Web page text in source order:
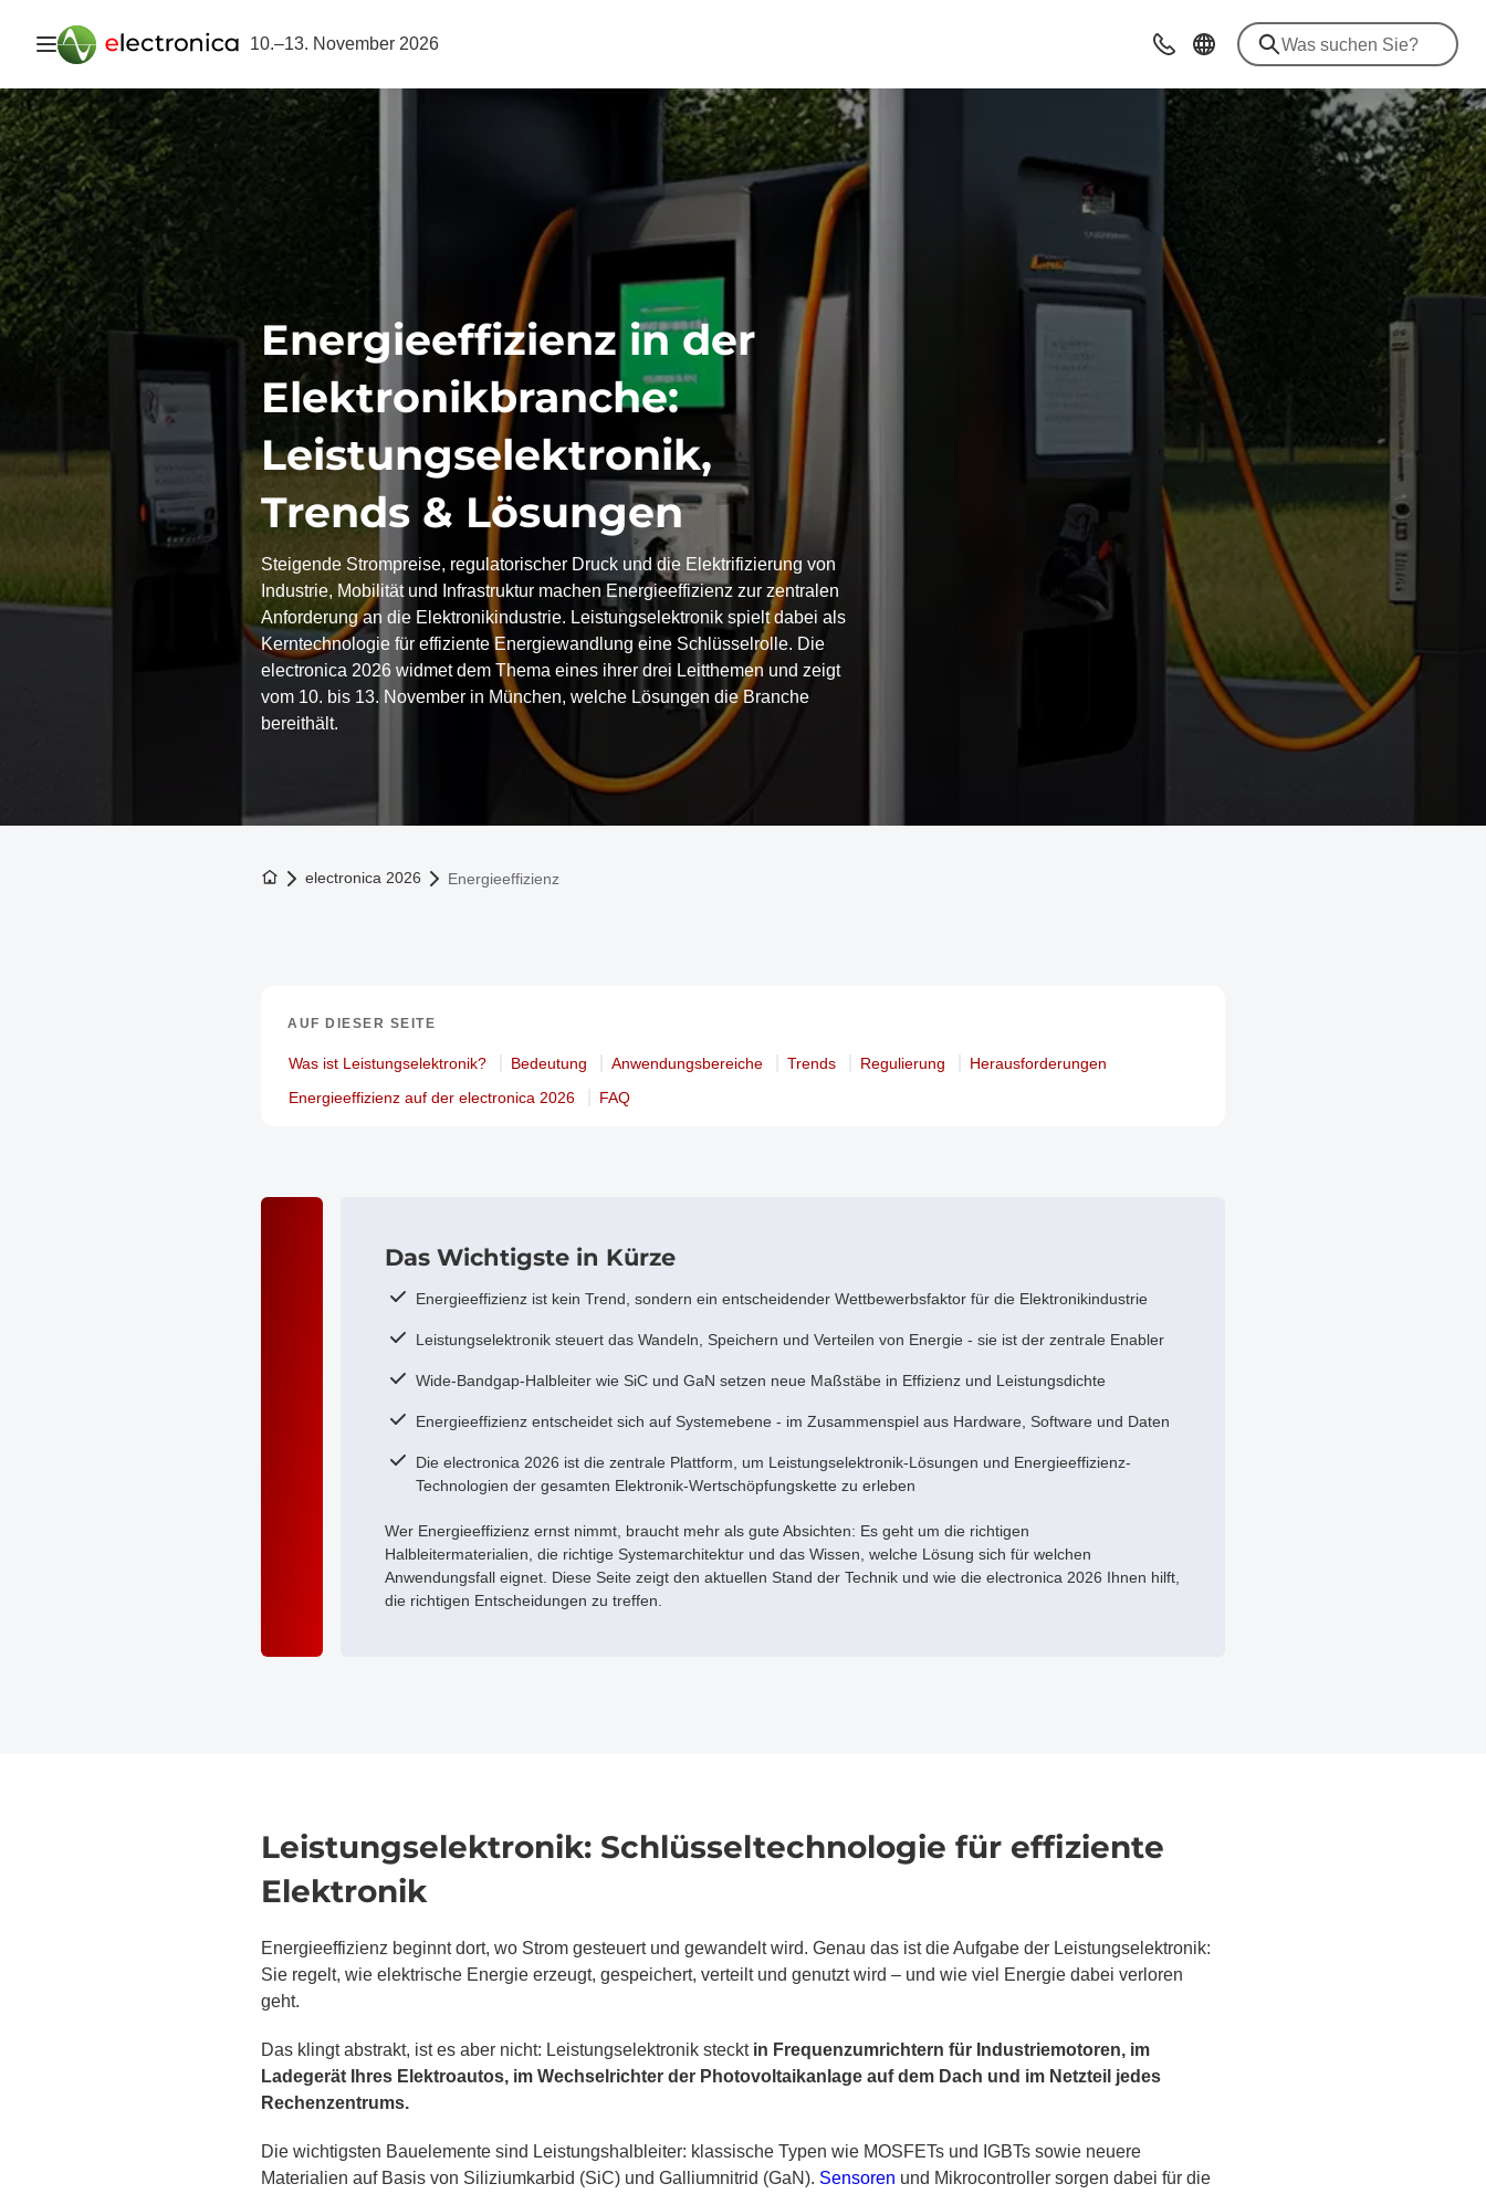
Navigation öffnen 10.–13. November 2026 Beratung & Kontakt
Energieeffizienz in der
Elektronikbranche:
Leistungselektronik,
Trends & Lösungen
Steigende Strompreise, regulatorischer Druck und die Elektrifizierung von
Industrie, Mobilität und Infrastruktur machen Energieeffizienz zur zentralen
Anforderung an die Elektronikindustrie. Leistungselektronik spielt dabei als
Kerntechnologie für effiziente Energiewandlung eine Schlüsselrolle. Die
electronica 2026 widmet dem Thema eines ihrer drei Leitthemen und zeigt
vom 10. bis 13. November in München, welche Lösungen die Branche
bereithält.
Zur Startseite
electronica 2026 Energieeffizienz
AUF DIESER SEITE
Was ist Leistungselektronik? Bedeutung Anwendungsbereiche Trends Regulierung
Herausforderungen
Energieeffizienz auf der electronica 2026
FAQ
Das Wichtigste in Kürze
Energieeffizienz ist kein Trend, sondern ein entscheidender Wettbewerbsfaktor für die Elektronikindustrie
Leistungselektronik steuert das Wandeln, Speichern und Verteilen von Energie - sie ist der zentrale Enabler
Wide-Bandgap-Halbleiter wie SiC und GaN setzen neue Maßstäbe in Effizienz und Leistungsdichte
Energieeffizienz entscheidet sich auf Systemebene - im Zusammenspiel aus Hardware, Software und Daten
Die electronica 2026 ist die zentrale Plattform, um Leistungselektronik-Lösungen und Energieeffizienz-
Technologien der gesamten Elektronik-Wertschöpfungskette zu erleben
Wer Energieeffizienz ernst nimmt, braucht mehr als gute Absichten: Es geht um die richtigen
Halbleitermaterialien, die richtige Systemarchitektur und das Wissen, welche Lösung sich für welchen
Anwendungsfall eignet. Diese Seite zeigt den aktuellen Stand der Technik und wie die electronica 2026 Ihnen hilft,
die richtigen Entscheidungen zu treffen.
Leistungselektronik: Schlüsseltechnologie für effiziente
Elektronik
Energieeffizienz beginnt dort, wo Strom gesteuert und gewandelt wird. Genau das ist die Aufgabe der Leistungselektronik:
Sie regelt, wie elektrische Energie erzeugt, gespeichert, verteilt und genutzt wird – und wie viel Energie dabei verloren
geht.
Das klingt abstrakt, ist es aber nicht: Leistungselektronik steckt in Frequenzumrichtern für Industriemotoren, im
Ladegerät Ihres Elektroautos, im Wechselrichter der Photovoltaikanlage auf dem Dach und im Netzteil jedes
Rechenzentrums.
Die wichtigsten Bauelemente sind Leistungshalbleiter: klassische Typen wie MOSFETs und IGBTs sowie neuere
Materialien auf Basis von Siliziumkarbid (SiC) und Galliumnitrid (GaN). Sensoren und Mikrocontroller sorgen dabei für die